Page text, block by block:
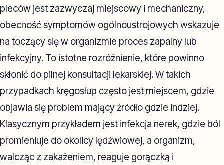
pleców jest zazwyczaj miejscowy i mechaniczny,
obecność symptomów ogólnoustrojowych wskazuje
na toczący się w organizmie proces zapalny lub
infekcyjny. To istotne rozróżnienie, które powinno
skłonić do pilnej konsultacji lekarskiej. W takich
przypadkach kręgosłup często jest miejscem, gdzie
objawia się problem mający źródło gdzie indziej.
Klasycznym przykładem jest infekcja nerek, gdzie ból
promieniuje do okolicy lędźwiowej, a organizm,
walcząc z zakażeniem, reaguje gorączką i